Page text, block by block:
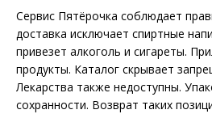
Сервис Пятёрочка соблюдает
доставка исключает спиртные
привезет алкоголь и сигареты.
продукты. Каталог скрывает
Лекарства также недоступны.
сохранности. Возврат таких